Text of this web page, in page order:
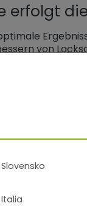
erfolgt
von
vorher zu
– muss vor
um eine
Slovensko
Italia